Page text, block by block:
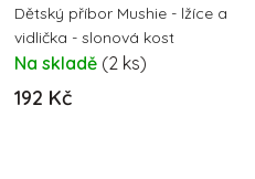
Dětský příbor Mushie - lžíce a
vidlička - slonová kost
Na skladě (2 ks)
192 Kč